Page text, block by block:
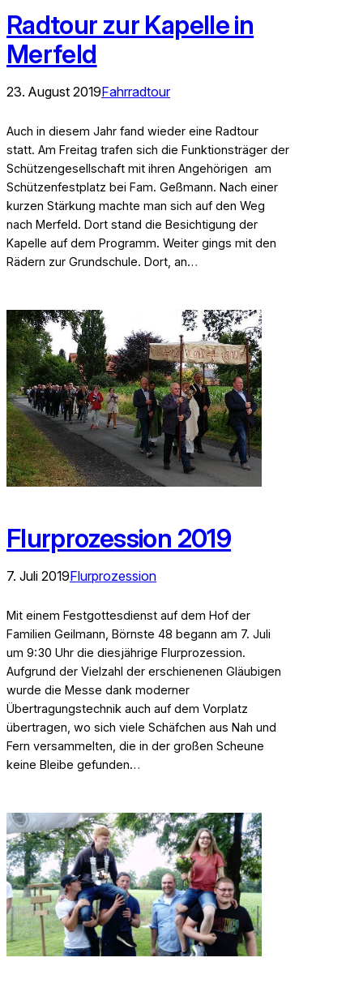
Radtour zur Kapelle in
Merfeld
23. August 2019Fahrradtour
Auch in diesem Jahr fand wieder eine Radtour
statt. Am Freitag trafen sich die Funktionsträger der
Schützengesellschaft mit ihren Angehörigen am
Schützenfestplatz bei Fam. Geßmann. Nach einer
kurzen Stärkung machte man sich auf den Weg
nach Merfeld. Dort stand die Besichtigung der
Kapelle auf dem Programm. Weiter gings mit den
Rädern zur Grundschule. Dort, an…
Flurprozession 2019
7. Juli 2019Flurprozession
Mit einem Festgottesdienst auf dem Hof der
Familien Geilmann, Börnste 48 begann am 7. Juli
um 9:30 Uhr die diesjährige Flurprozession.
Aufgrund der Vielzahl der erschienenen Gläubigen
wurde die Messe dank moderner
Übertragungstechnik auch auf dem Vorplatz
übertragen, wo sich viele Schäfchen aus Nah und
Fern versammelten, die in der großen Scheune
keine Bleibe gefunden…